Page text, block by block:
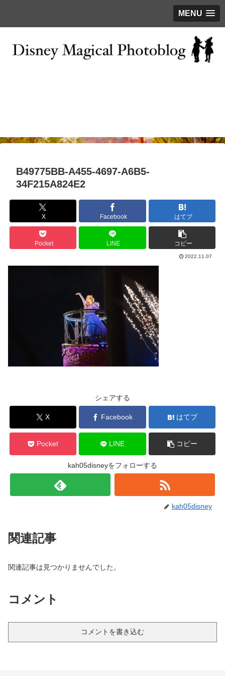
MENU
B49775BB-A455-4697-A6B5-
34F215A824E2
X Facebook はてブ
Pocket LINE コピー
2022.11.07
シェアする
X Facebook はてブ
Pocket LINE コピー
kah05disneyをフォローする
kah05disney
関連記事
関連記事は見つかりませんでした。
コメント
コメントを書き込む